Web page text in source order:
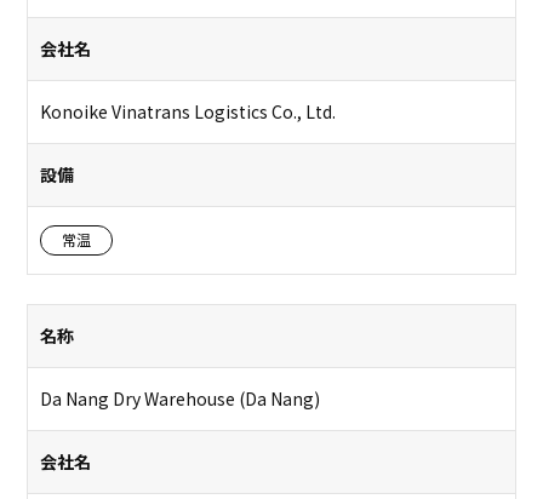
会社名
Konoike Vinatrans Logistics Co., Ltd.
設備
常温
名称
Da Nang Dry Warehouse (Da Nang)
会社名